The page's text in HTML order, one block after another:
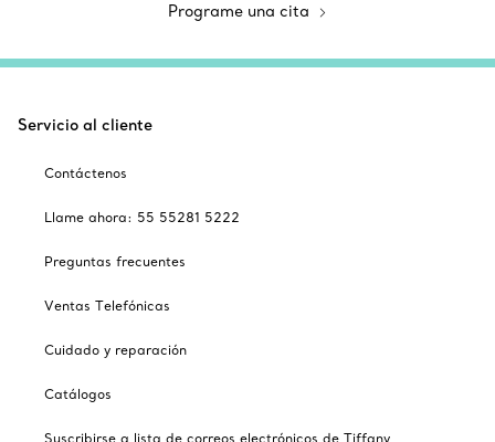
Programe una cita
Servicio al cliente
Contáctenos
Llame ahora: 55 55281 5222
Preguntas frecuentes
Ventas Telefónicas
Cuidado y reparación
Catálogos
Suscribirse a lista de correos electrónicos de Tiffany